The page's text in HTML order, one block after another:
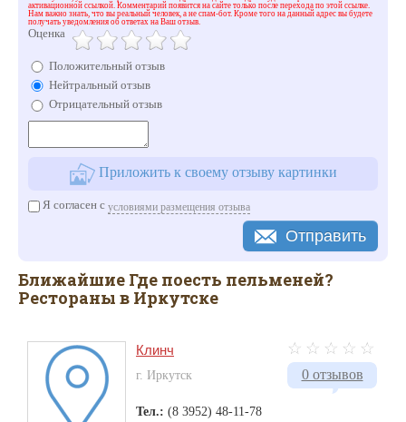
активационной ссылкой. Комментарий появится на сайте только после перехода по этой ссылке.
Нам важно знать, что вы реальный человек, а не спам-бот. Кроме того на данный адрес вы будете
получать уведомления об ответах на Ваш отзыв.
Оценка
Положительный отзыв
Нейтральный отзыв
Отрицательный отзыв
Приложить к своему отзыву картинки
Я согласен с условиями размещения отзыва
Отправить
Ближайшие Где поесть пельменей?
Рестораны в Иркутске
0 отзывов
Клинч
г. Иркутск
Тел.: (8 3952) 48-11-78